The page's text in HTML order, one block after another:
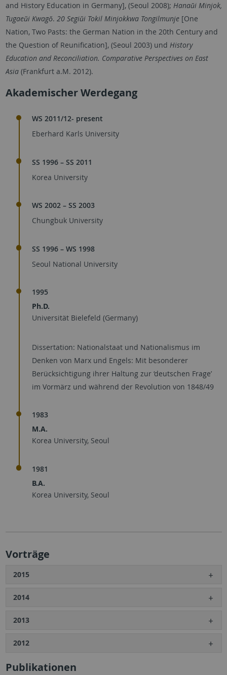
and History Education in Germany], (Seoul 2008); Hanaŭi Minjok,
Tugaeŭi Kwagŏ. 20 Segiŭi Tokil Minjokkwa Tongilmunje[One
Nation, Two Pasts: the German Nation in the 20th Century and
the Question of Reunification], (Seoul 2003) und History
Education and Reconciliation. Comparative Perspectives on East
Asia(Frankfurt a.M. 2012).
Akademischer Werdegang
WS 2011/12- present
Eberhard Karls University
SS 1996 – SS 2011
Korea University
WS 2002 – SS 2003
Chungbuk University
SS 1996 – WS 1998
Seoul National University
1995
Ph.D.
Universität Bielefeld (Germany)
Dissertation: Nationalstaat und Nationalismus im
Denken von Marx und Engels: Mit besonderer
Berücksichtigung ihrer Haltung zur ‘deutschen Frage’
im Vormärz und während der Revolution von 1848/49
1983
M.A.
Korea University, Seoul
1981
B.A.
Korea University, Seoul
Vorträge
2015
2014
2013
2012
Publikationen